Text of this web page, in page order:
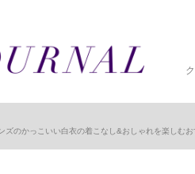
ズのかっこいい白衣の着こなし&おしゃれを楽しむお